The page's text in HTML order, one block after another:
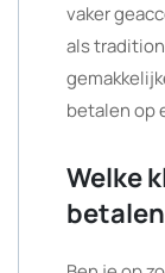
vaker
als
betalen op
Welke